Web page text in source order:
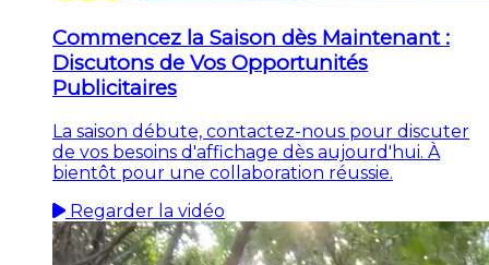
Commencez la Saison dès Maintenant :
Discutons de Vos Opportunités
Publicitaires
La saison débute, contactez-nous pour discuter
de vos besoins d'affichage dès aujourd'hui. À
bientôt pour une collaboration réussie.
Regarder la vidéo